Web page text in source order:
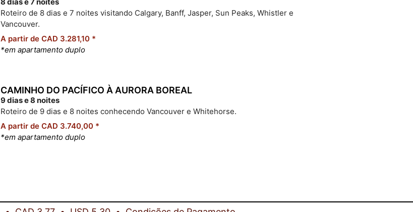
Roteiro de 8 dias e 7 noites visitando Calgary, Banff, Jasper, Sun Peaks, Whistler e
Vancouver.
A partir de CAD 3.281,10 *
*em apartamento duplo
CAMINHO DO PACÍFICO À AURORA BOREAL
9 dias e 8 noites
Roteiro de 9 dias e 8 noites conhecendo Vancouver e Whitehorse.
A partir de CAD 3.740,00 *
*em apartamento duplo